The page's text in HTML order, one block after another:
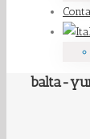
balta-